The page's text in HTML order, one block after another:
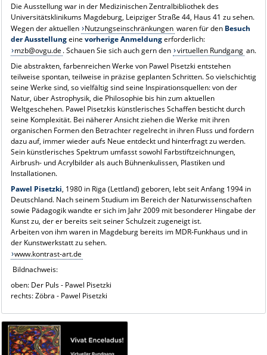
Die Ausstellung war in der Medizinischen Zentralbibliothek des
Universitätsklinikums Magdeburg, Leipziger Straße 44, Haus 41 zu sehen.
Wegen der aktuellen Nutzungseinschränkungen waren für den Besuch
der Ausstellungeine vorherige Anmeldungerforderlich:
mzb@ovgu.de . Schauen Sie sich auch gern den virtuellen Rundgang an.
Die abstrakten, farbenreichen Werke von Pawel Pisetzki entstehen
teilweise spontan, teilweise in präzise geplanten Schritten. So vielschichtig
seine Werke sind, so vielfältig sind seine Inspirationsquellen: von der
Natur, über Astrophysik, die Philosophie bis hin zum aktuellen
Weltgeschehen. Pawel Pisetzkis künstlerisches Schaffen besticht durch
seine Komplexität. Bei näherer Ansicht ziehen die Werke mit ihren
organischen Formen den Betrachter regelrecht in ihren Fluss und fordern
dazu auf, immer wieder aufs Neue entdeckt und hinterfragt zu werden.
Sein künstlerisches Spektrum umfasst sowohl Farbstiftzeichnungen,
Airbrush- und Acrylbilder als auch Bühnenkulissen, Plastiken und
Installationen.
Pawel Pisetzki, 1980 in Riga (Lettland) geboren, lebt seit Anfang 1994 in
Deutschland. Nach seinem Studium im Bereich der Naturwissenschaften
sowie Pädagogik wandte er sich im Jahr 2009 mit besonderer Hingabe der
Kunst zu, der er bereits seit seiner Schulzeit zugeneigt ist.
Arbeiten von ihm waren in Magdeburg bereits im MDR-Funkhaus und in
der Kunstwerkstatt zu sehen.
www.kontrast-art.de
Bildnachweis:
oben: Der Puls - Pawel Pisetzki
rechts: Zöbra - Pawel Pisetzki